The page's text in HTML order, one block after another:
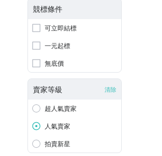
競標條件
可立即結標
一元起標
無底價
賣家等級 清除
超人氣賣家
人氣賣家
拍賣新星